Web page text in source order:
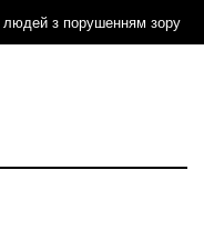
з порушенням зору